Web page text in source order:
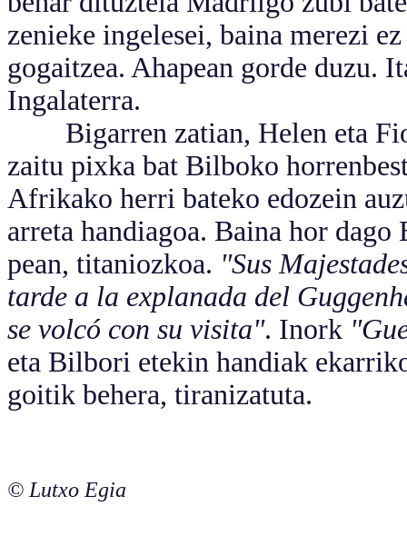
zenieke ingelesei, baina merezi
gogaitzea. Ahapean gorde
Ingalaterra.
Bigarren zatian, Helen eta
zaitu pixka bat Bilboko
Afrikako herri bateko edozein
arreta handiagoa. Baina hor
pean, titaniozkoa. "Sus
tarde a la explanada del
se volcó con su visita". Inork
eta Bilbori etekin handiak
goitik behera, tiranizatuta.
© Lutxo Egia